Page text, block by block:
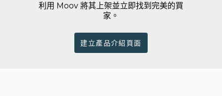
利用 Moov 將其上架並立即找到完美的買
家。
建立產品介紹頁面